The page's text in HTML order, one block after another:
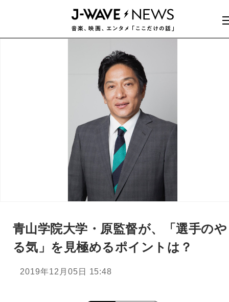
青山学院大学・原監督が、「選手のや
る気」を見極めるポイントは？
2019年12月05日 15:48